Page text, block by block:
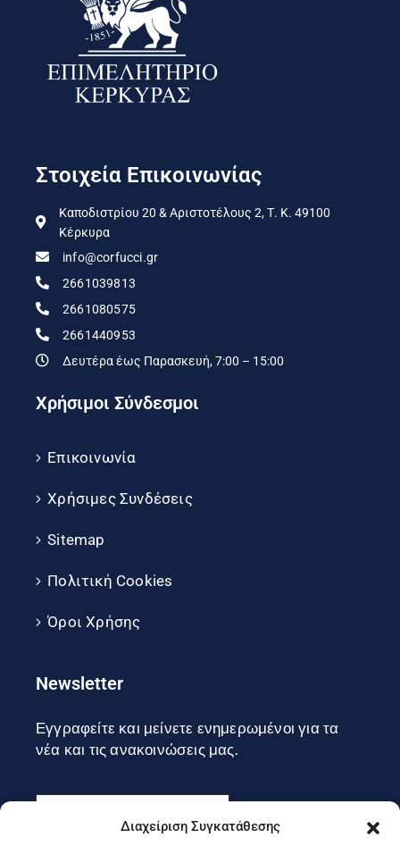
Διαχείριση Συγκατάθεσης
Στοιχεία Επικοινωνίας
Καποδιστρίου 20 & Αριστοτέλους 2, Τ. Κ. 49100
Κέρκυρα
info@corfucci.gr
2661039813
2661080575
2661440953
Δευτέρα έως Παρασκευή, 7:00 – 15:00
Χρήσιμοι Σύνδεσμοι
Επικοινωνία
Χρήσιμες Συνδέσεις
Sitemap
Πολιτική Cookies
Όροι Χρήσης
Newsletter
Εγγραφείτε και μείνετε ενημερωμένοι για τα
νέα και τις ανακοινώσεις μας.